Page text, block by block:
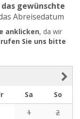
gewünschte
Abreisedatum
anklicken, da wir
Sie uns bitte
Sa
So
1
2